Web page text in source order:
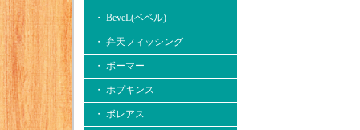
・ BeveL(ベベル)
・ 弁天フィッシング
・ ボーマー
・ ホプキンス
・ ボレアス